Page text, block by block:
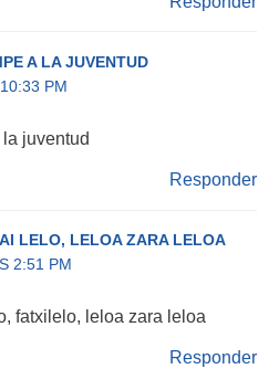
A LA JUVENTUD
PM
juventud
Responder
LELO, LELOA ZARA LELOA
2:51 PM
fatxilelo, leloa zara leloa
Responder